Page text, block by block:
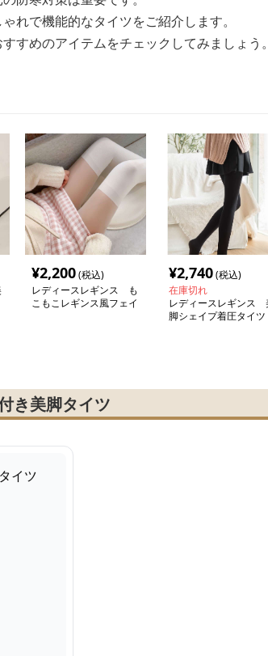
れで機能的なタイツをご紹介します。
すめのアイテムをチェックしてみましょう
¥2,200(税込)
レディースレギンス も
こもこレギンス風フェイ
¥2,740(税込)
在庫切れ
レディースレギンス
脚シェイプ着圧タイツ
き美脚タイツ